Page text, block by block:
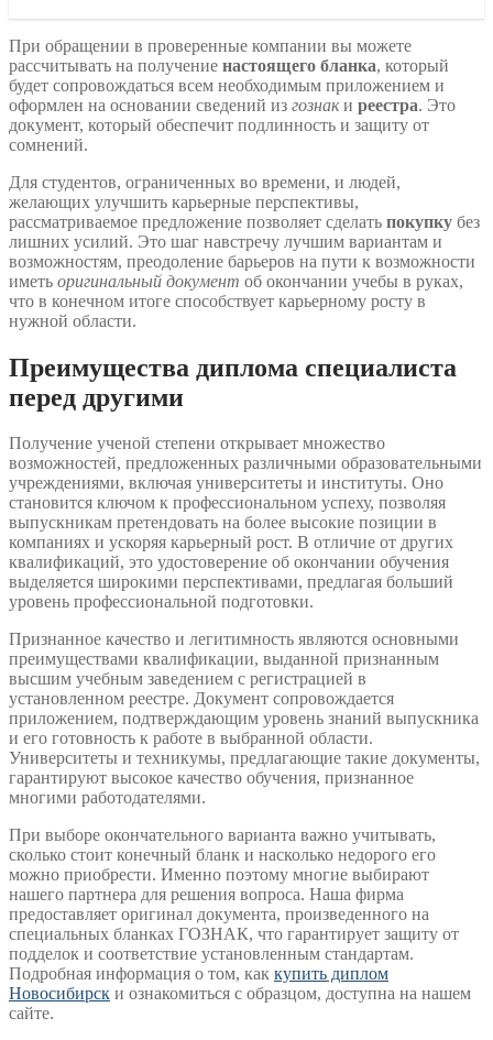
При обращении в проверенные компании вы можете
рассчитывать на получение настоящего бланка, который
будет сопровождаться всем необходимым приложением и
оформлен на основании сведений из гознаки реестра. Это
документ, который обеспечит подлинность и защиту от
сомнений.
Для студентов, ограниченных во времени, и людей,
желающих улучшить карьерные перспективы,
рассматриваемое предложение позволяет сделать покупку без
лишних усилий. Это шаг навстречу лучшим вариантам и
возможностям, преодоление барьеров на пути к возможности
иметь оригинальный документ об окончании учебы в руках,
что в конечном итоге способствует карьерному росту в
нужной области.
Преимущества диплома специалиста
перед другими
Получение ученой степени открывает множество
возможностей, предложенных различными образовательными
учреждениями, включая университеты и институты. Оно
становится ключом к профессиональном успеху, позволяя
выпускникам претендовать на более высокие позиции в
компаниях и ускоряя карьерный рост. В отличие от других
квалификаций, это удостоверение об окончании обучения
выделяется широкими перспективами, предлагая больший
уровень профессиональной подготовки.
Признанное качество и легитимность являются основными
преимуществами квалификации, выданной признанным
высшим учебным заведением с регистрацией в
установленном реестре. Документ сопровождается
приложением, подтверждающим уровень знаний выпускника
и его готовность к работе в выбранной области.
Университеты и техникумы, предлагающие такие документы,
гарантируют высокое качество обучения, признанное
многими работодателями.
При выборе окончательного варианта важно учитывать,
сколько стоит конечный бланк и насколько недорого его
можно приобрести. Именно поэтому многие выбирают
нашего партнера для решения вопроса. Наша фирма
предоставляет оригинал документа, произведенного на
специальных бланках ГОЗНАК, что гарантирует защиту от
подделок и соответствие установленным стандартам.
Подробная информация о том, как купить диплом
Новосибирск и ознакомиться с образцом, доступна на нашем
сайте.